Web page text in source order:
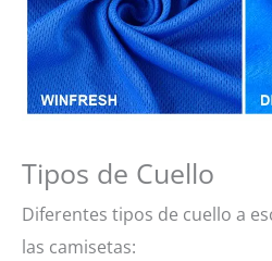
Tipos de Cuello
Diferentes tipos de cuello a
las camisetas: